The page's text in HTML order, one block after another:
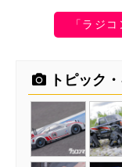
「ラジ
トピック